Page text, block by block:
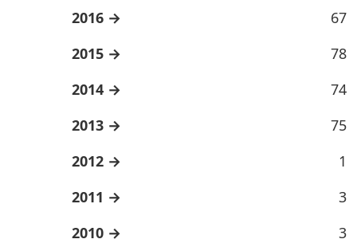
2016
67
2015
78
2014
74
2013
75
2012
1
2011
3
2010
3